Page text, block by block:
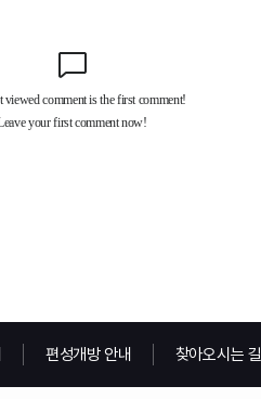
편성개방 안내 찾아오시는 길